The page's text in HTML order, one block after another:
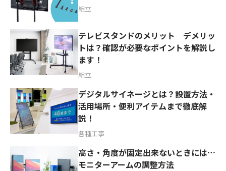
組立
テレビスタンドのメリット デメリッ
トは？確認が必要なポイントを解説し
ます！
組立
デジタルサイネージとは？設置方法・
活用場所・便利アイテムまで徹底解
説！
各種工事
高さ・角度が固定出来ないときには…
モニターアームの調整方法